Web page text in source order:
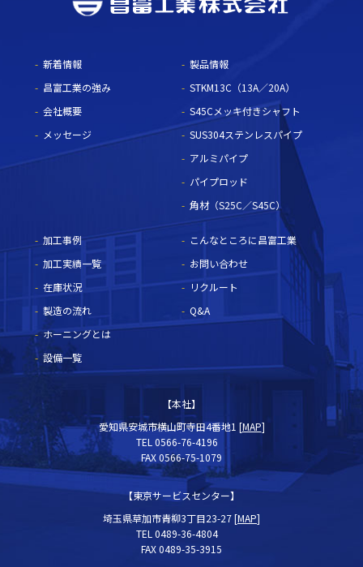
新着情報
昌富工業の強み
会社概要
メッセージ
製品情報
STKM13C（13A／20A）
S45Cメッキ付きシャフト
SUS304ステンレスパイプ
アルミパイプ
パイプロッド
角材（S25C／S45C）
加工事例
加工実績一覧
在庫状況
製造の流れ
ホーニングとは
設備一覧
こんなところに昌富工業
お問い合わせ
リクルート
Q&A
【本社】
愛知県安城市横山町寺田4番地1 [MAP]
TEL 0566-76-4196
FAX 0566-75-1079
【東京サービスセンター】
埼玉県草加市青柳3丁目23-27 [MAP]
TEL 0489-36-4804
FAX 0489-35-3915